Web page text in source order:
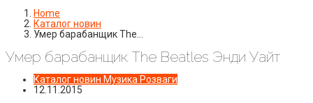
Home
Каталог новин
Умер барабанщик The…
Умер барабанщик The Beatles Энди Уайт
Каталог новин Музика Розваги
12.11.2015